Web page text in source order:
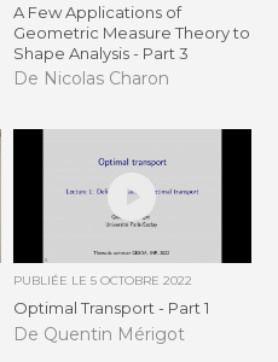
A Few Applications of
Geometric Measure Theory to
Shape Analysis - Part 3
De Nicolas Charon
PUBLIÉE LE 5 OCTOBRE 2022
Optimal Transport - Part 1
De Quentin Mérigot